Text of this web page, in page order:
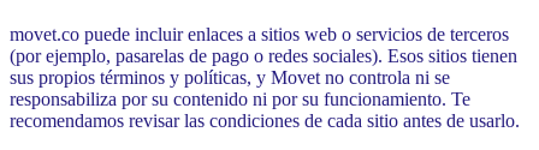
movet.co puede incluir enlaces a sitios web o servicios de terceros
(por ejemplo, pasarelas de pago o redes sociales). Esos sitios tienen
sus propios términos y políticas, y Movet no controla ni se
responsabiliza por su contenido ni por su funcionamiento. Te
recomendamos revisar las condiciones de cada sitio antes de usarlo.